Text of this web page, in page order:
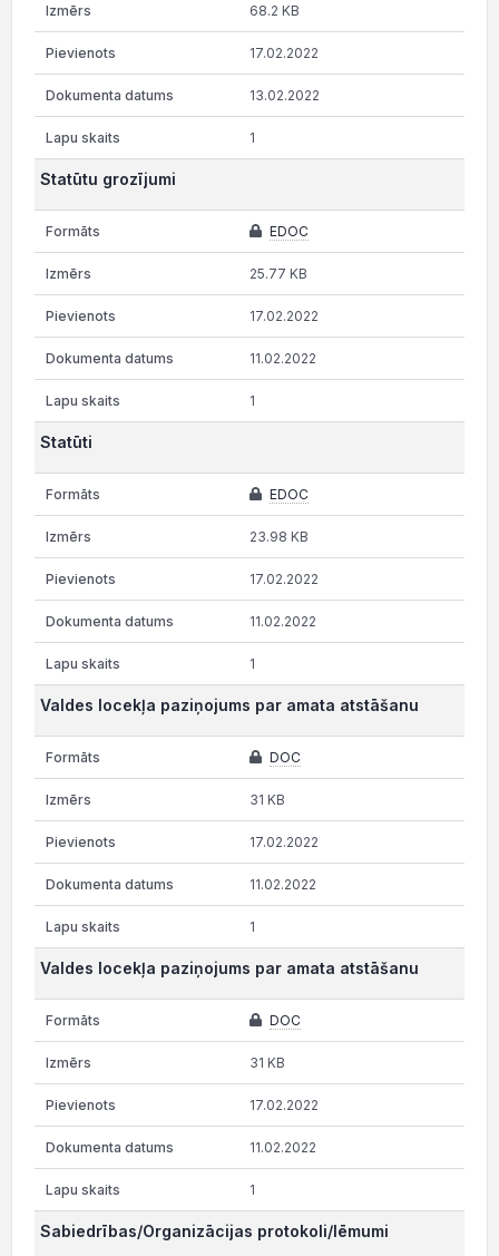
68.2 KB
17.02.2022
13.02.2022
1
Statūtu grozījumi
EDOC
25.77 KB
17.02.2022
11.02.2022
1
Statūti
EDOC
23.98 KB
17.02.2022
11.02.2022
1
Valdes locekļa paziņojums par amata atstāšanu
DOC
31 KB
17.02.2022
11.02.2022
1
Valdes locekļa paziņojums par amata atstāšanu
DOC
31 KB
17.02.2022
11.02.2022
1
Sabiedrības/Organizācijas protokoli/lēmumi